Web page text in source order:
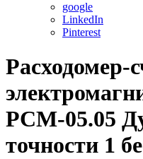
google
LinkedIn
Pinterest
Расходомер-
РСМ-05.05
точности 1